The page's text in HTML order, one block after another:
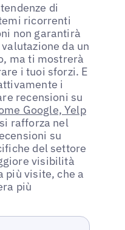
di
ricorrenti
non garantirà
da un
ma ti mostrerà
i tuoi sforzi. E
i
recensioni su
Google, Yelp
rafforza nel
su
del settore
visibilità
più visite, che a
più